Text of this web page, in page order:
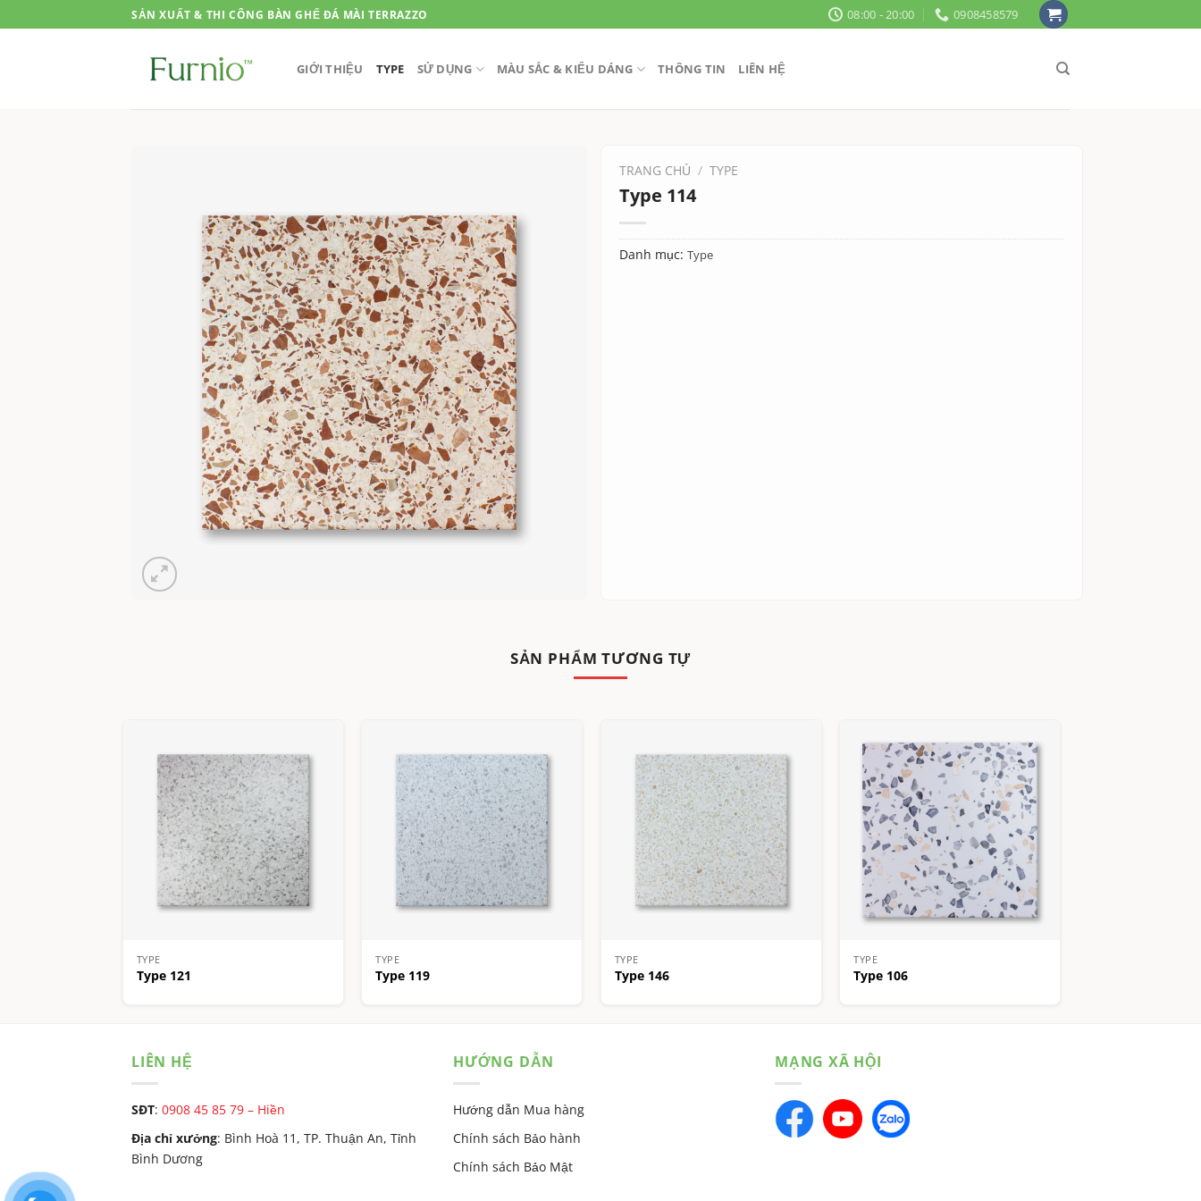
to
SẢN XUẤT & THI CÔNG BÀN GHẾ ĐÁ MÀI TERRAZZO 08:00 - 20:00 0908458579
GIỚI THIỆU TYPE SỬ DỤNG MÀU SẮC & KIỂU DÁNG THÔNG TIN LIÊN HỆ
TRANG CHỦ / TYPE
Type 114
Danh mục: Type
SẢN PHẨM TƯƠNG TỰ
TYPE
Type 121
TYPE
Type 119
TYPE
Type 146
TYPE
Type 106
LIÊN HỆ
SĐT: 0908 45 85 79 – Hiền
Địa chỉ xưởng: Bình Hoà 11, TP. Thuận An, Tỉnh
Bình Dương
HƯỚNG DẪN
Hướng dẫn Mua hàng
Chính sách Bảo hành
Chính sách Bảo Mật
MẠNG XÃ HỘI